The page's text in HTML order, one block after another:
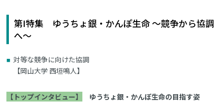
第I特集 ゆうちょ銀・かんぽ生命 ～競争から協調
へ～
対等な競争に向けた協調
【岡山大学 西垣鳴人】
【トップインタビュー】
ゆうちょ銀・かんぽ生命の目指す姿